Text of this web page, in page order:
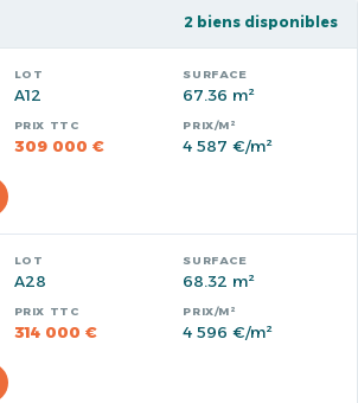
2 biens disponibles
A12 67.36 m²
309 000 € 4 587 €/m²
A28 68.32 m²
314 000 € 4 596 €/m²